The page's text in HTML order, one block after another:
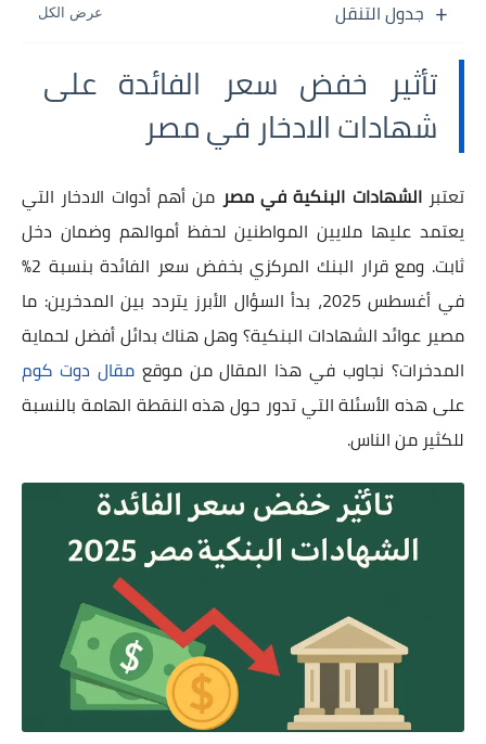
جدول التنقل
تأثير خفض سعر الفائدة على
شهادات الادخار في مصر
تعتبرالشهادات البنكية في مصر من أهم أدوات الادخار التي
يعتمد عليها ملايين المواطنين لحفظ أموالهم وضمان دخل
ثابت. ومع قرار البنك المركزي بخفض سعر الفائدة بنسبة 2%
في أغسطس 2025، بدأ السؤال الأبرز يتردد بين المدخرين: ما
مصير عوائد الشهادات البنكية؟ وهل هناك بدائل أفضل لحماية
المدخرات؟ نجاوب في هذا المقال من موقعمقال دوت كوم
على هذه الأسئلة التي تدور حول هذه النقطة الهامة بالنسبة
للكثير من الناس.